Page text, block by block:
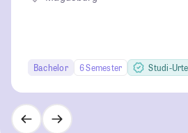
Bachelor 6 Semester Studi-